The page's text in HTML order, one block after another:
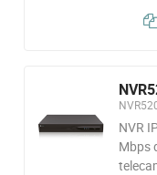
NVR
Mbps